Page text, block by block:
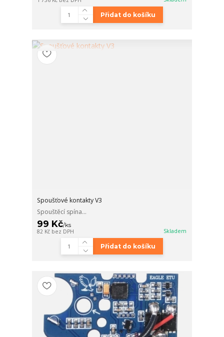
Přidat do košíku
Spoušťové kontakty V3
Spouštěcí spína...
99 Kč/ks
82 Kč bez DPH Skladem
Přidat do košíku